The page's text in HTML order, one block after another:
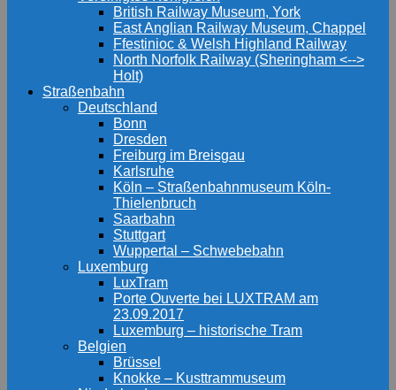
British Railway Museum, York
East Anglian Railway Museum, Chappel
Ffestinioc & Welsh Highland Railway
North Norfolk Railway (Sheringham <-->
Holt)
Straßenbahn
Deutschland
Bonn
Dresden
Freiburg im Breisgau
Karlsruhe
Köln – Straßenbahnmuseum Köln-
Thielenbruch
Saarbahn
Stuttgart
Wuppertal – Schwebebahn
Luxemburg
LuxTram
Porte Ouverte bei LUXTRAM am
23.09.2017
Luxemburg – historische Tram
Belgien
Brüssel
Knokke – Kusttrammuseum